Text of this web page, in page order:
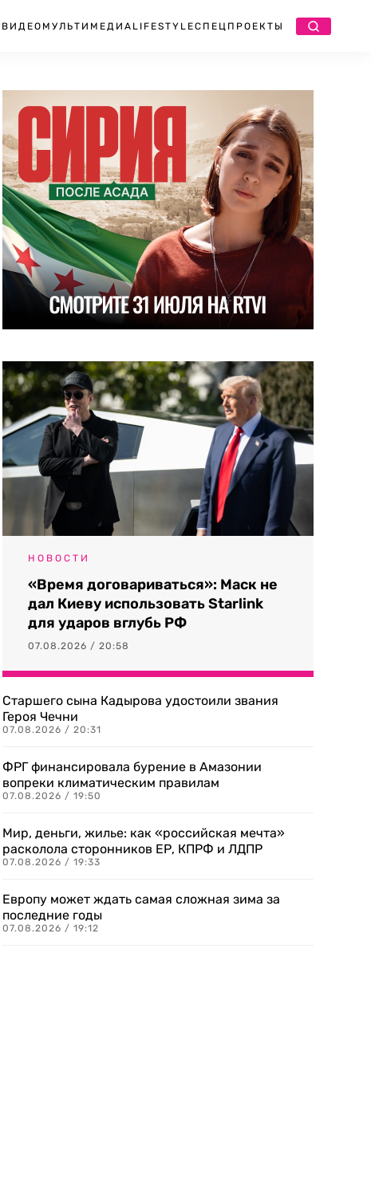
ВИДЕО МУЛЬТИМЕДИА LIFESTYLEСПЕЦПРОЕКТЫ
НОВОСТИ
«Время договариваться»: Маск не
дал Киеву использовать Starlink
для ударов вглубь РФ
07.08.2026 / 20:58
Старшего сына Кадырова удостоили звания
Героя Чечни
07.08.2026 / 20:31
ФРГ финансировала бурение в Амазонии
вопреки климатическим правилам
07.08.2026 / 19:50
Мир, деньги, жилье: как «российская мечта»
расколола сторонников ЕР, КПРФ и ЛДПР
07.08.2026 / 19:33
Европу может ждать самая сложная зима за
последние годы
07.08.2026 / 19:12